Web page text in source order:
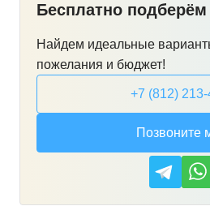
Бесплатно подберём
Найдем идеальные
пожелания и бюджет!
+7 (812) 213-
Позвоните